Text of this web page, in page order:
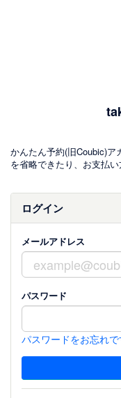
かんたん予約(旧Coubic)ア
を省略できたり、お支払
ログイン
メールアドレス
パスワード
パスワードをお忘れで